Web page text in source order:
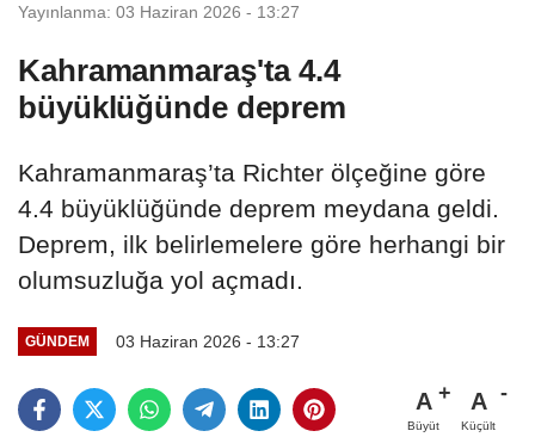
Yayınlanma: 03 Haziran 2026 - 13:27
Kahramanmaraş'ta 4.4
büyüklüğünde deprem
Kahramanmaraş’ta Richter ölçeğine göre
4.4 büyüklüğünde deprem meydana geldi.
Deprem, ilk belirlemelere göre herhangi bir
olumsuzluğa yol açmadı.
GÜNDEM 03 Haziran 2026 - 13:27
A
Büyüt
A
Küçült